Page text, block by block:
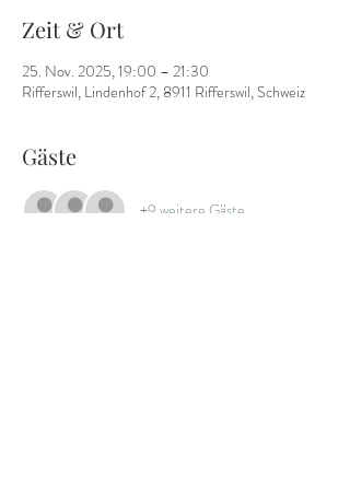
Zeit & Ort
25. Nov. 2025, 19:00 – 21:30
Rifferswil, Lindenhof 2, 8911 Rifferswil, Schweiz
Gäste
+9 weitere Gäste